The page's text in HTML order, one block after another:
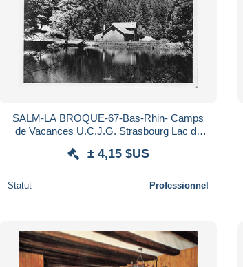
SALM-LA BROQUE-67-Bas-Rhin- Camps
de Vacances U.C.J.G. Strasbourg Lac du
± 4,15 $US
Statut Professionnel